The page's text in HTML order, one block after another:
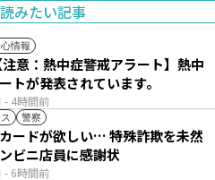
みたい記事
情報
- 4時間前
意：熱中症警戒アラート】熱中
トが発表されています。
警察
- 6時間前
ードが欲しい… 特殊詐欺を未然
ビニ店員に感謝状